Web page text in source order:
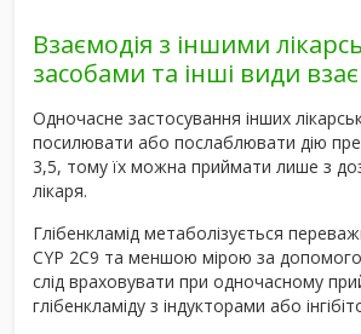
Взаємодія з іншими
засобами та інші види
Одночасне застосування інших
посилювати або послаблювати дію
3,5, тому їх можна приймати лише з
лікаря.
Глібенкламід метаболізується
CYP 2C9 та меншою мірою за
слід враховувати при одночасному
глібенкламіду з індукторами або